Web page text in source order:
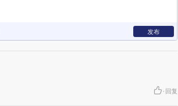
发布
· 回复